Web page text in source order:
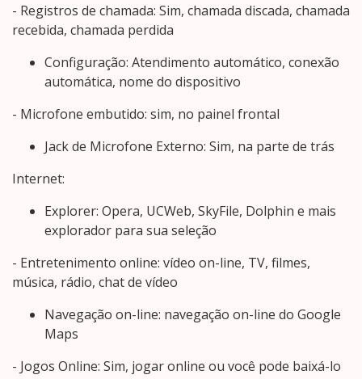
- Registros de chamada: Sim, chamada discada, chamada
recebida, chamada perdida
Configuração: Atendimento automático, conexão
automática, nome do dispositivo
- Microfone embutido: sim, no painel frontal
Jack de Microfone Externo: Sim, na parte de trás
Internet:
Explorer: Opera, UCWeb, SkyFile, Dolphin e mais
explorador para sua seleção
- Entretenimento online: vídeo on-line, TV, filmes,
música, rádio, chat de vídeo
Navegação on-line: navegação on-line do Google
Maps
- Jogos Online: Sim, jogar online ou você pode baixá-lo